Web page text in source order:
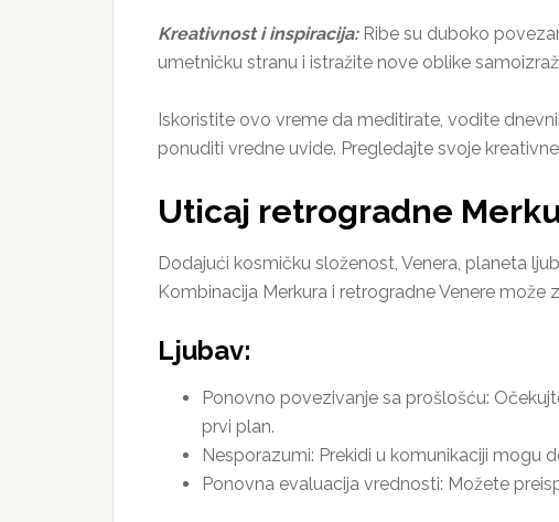
Kreativnost i inspiracija:Ribe su duboko
umetničku stranu i istražite nove oblike
Iskoristite ovo vreme da meditirate, vodite
ponuditi vredne uvide. Pregledajte svoje
Uticaj retrogradne
Dodajući kosmičku složenost, Venera, planeta
Kombinacija Merkura i retrogradne Venere može
Ljubav:
Ponovno povezivanje sa prošlošću:
prvi plan.
Nesporazumi: Prekidi u komunikaciji mogu
Ponovna evaluacija vrednosti: Možete